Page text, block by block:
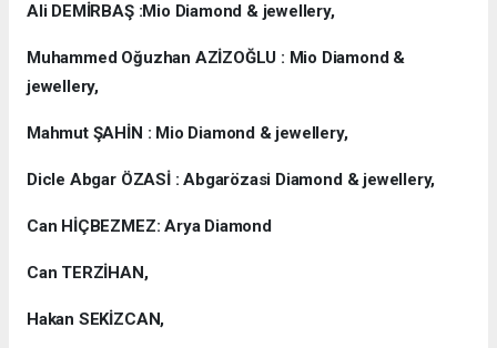
Ali DEMİRBAŞ :Mio Diamond & jewellery,
Muhammed Oğuzhan AZİZOĞLU : Mio Diamond &
jewellery,
Mahmut ŞAHİN : Mio Diamond & jewellery,
Dicle Abgar ÖZASİ : Abgarözasi Diamond & jewellery,
Can HİÇBEZMEZ: Arya Diamond
Can TERZİHAN,
Hakan SEKİZCAN,